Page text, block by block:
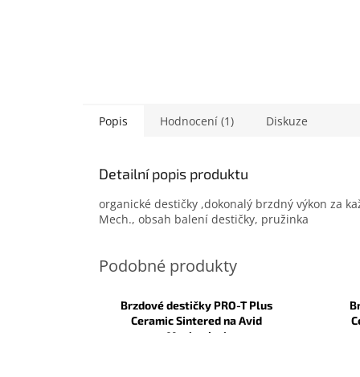
Popis Hodnocení (1) Diskuze
Detailní popis produktu
organické destičky ,dokonalý brzdný výkon za
Mech., obsah balení destičky, pružinka
Brzdové destičky PRO-T Plus
Ceramic Sintered na Avid
Mechanical